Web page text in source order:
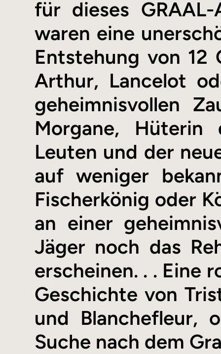
für dieses
waren eine
Entstehung von 12
Arthur, Lancelot
geheimnisvollen
Morgane, Hüterin
Leuten und der
auf weniger
Fischerkönig oder
an einer
Jäger noch das
erscheinen. . . Eine
Geschichte von
und Blanchefleur,
Suche nach dem